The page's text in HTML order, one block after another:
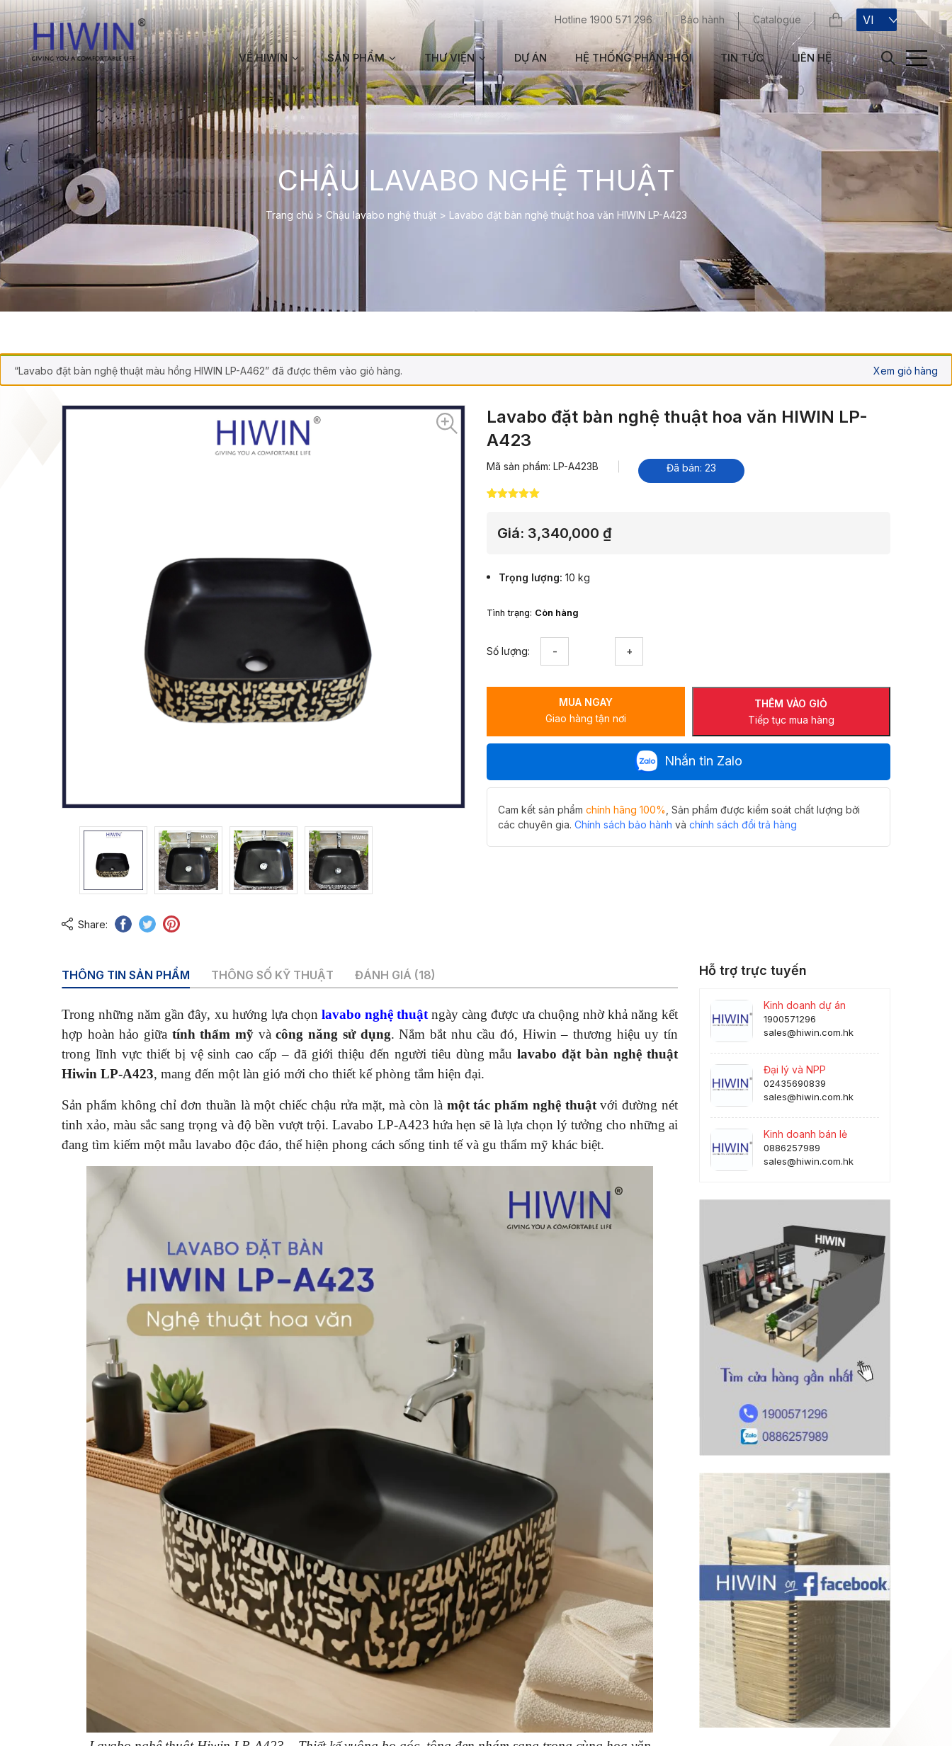
Hotline 1900 571 296 Bảo hành Catalogue VI
VỀ HIWIN SẢN PHẨM THƯ VIỆN DỰ ÁN HỆ THỐNG PHÂN PHỐI TIN TỨC LIÊN HỆ
CHẬU LAVABO NGHỆ THUẬT
Trang chủ > Chậu lavabo nghệ thuật> Lavabo đặt bàn nghệ thuật hoa văn HIWIN LP-A423
“Lavabo đặt bàn nghệ thuật màu hồng HIWIN LP-A462” đã được thêm vào giỏ hàng. Xem giỏ hàng
Share:
Lavabo đặt bàn nghệ thuật hoa văn HIWIN LP-
A423
Mã sản phẩm: LP-A423B Đã bán: 23
đánh giá
Giá: 3,340,000 ₫
Trọng lượng 10 kg
Tình trạng: Còn hàng
Số lượng:
nghệ
thuật
hoa
A423
lượng
THÊM VÀO GIỎ
Tiếp tục mua hàng
MUA NGAY
Giao hàng tận nơi
Nhắn tin Zalo
Cam kết sản phẩm chính hãng 100% , Sản phẩm được kiểm soát chất lượng bởi
các chuyên gia. Chính sách bảo hành và chính sách đổi trả hàng
THÔNG TIN SẢN PHẨM THÔNG SỐ KỸ THUẬT ĐÁNH GIÁ (18)
Trong những năm gần đây, xu hướng lựa chọn lavabo nghệ thuật ngày càng được ưa chuộng nhờ khả năng kết
hợp hoàn hảo giữa tính thẩm mỹ vàcông năng sử dụng. Nắm bắt nhu cầu đó, Hiwin – thương hiệu uy tín
trong lĩnh vực thiết bị vệ sinh cao cấp – đã giới thiệu đến người tiêu dùng mẫulavabo đặt bàn nghệ thuật
Hiwin LP-A423, mang đến một làn gió mới cho thiết kế phòng tắm hiện đại.
Sản phẩm không chỉ đơn thuần là một chiếc chậu rửa mặt, mà còn là một tác phẩm nghệ thuậtvới đường nét
tinh xảo, màu sắc sang trọng và độ bền vượt trội. Lavabo LP-A423 hứa hẹn sẽ là lựa chọn lý tưởng cho những ai
đang tìm kiếm một mẫu lavabo độc đáo, thể hiện phong cách sống tinh tế và gu thẩm mỹ khác biệt.
Hỗ trợ trực tuyến
Kinh doanh dự án
1900571296
sales@hiwin.com.hk
Đại lý và NPP
02435690839
sales@hiwin.com.hk
Kinh doanh bán lẻ
0886257989
sales@hiwin.com.hk